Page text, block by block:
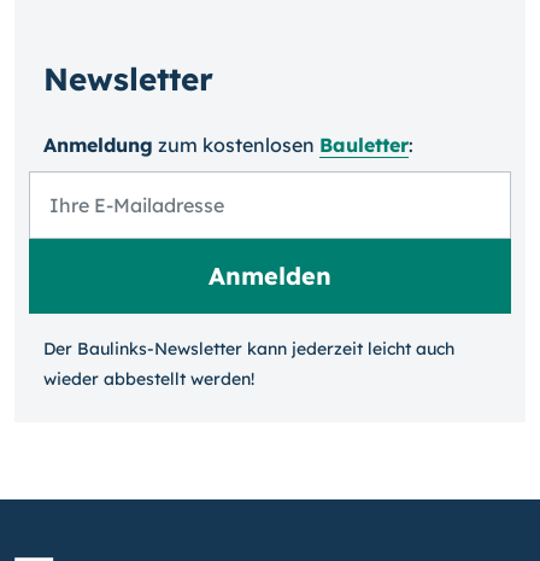
Newsletter
Anmeldung zum kosten­losen Bauletter:
Der Baulinks-Newsletter kann jeder­zeit leicht auch
wieder ab­bestellt werden!